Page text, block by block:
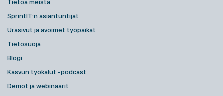
Tietoa meistä
SprintIT:n asiantuntijat
Urasivut ja avoimet työpaikat
Tietosuoja
Blogi
Kasvun työkalut -podcast
Demot ja webinaarit